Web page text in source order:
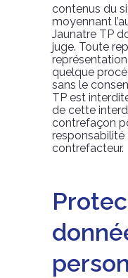
contenus du
moyennant
Jaunatre TP
juge. Toute
quelque
sans le
TP est
de cette
contrefaçon
responsabilité
contrefacteur.